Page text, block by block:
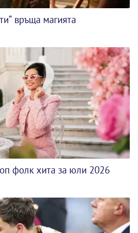
връща магията
фолк хита за юли 2026